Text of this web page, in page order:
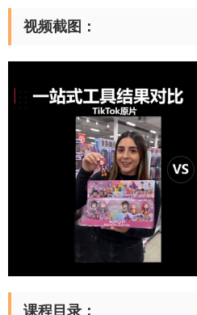
视频截图：
课程目录：